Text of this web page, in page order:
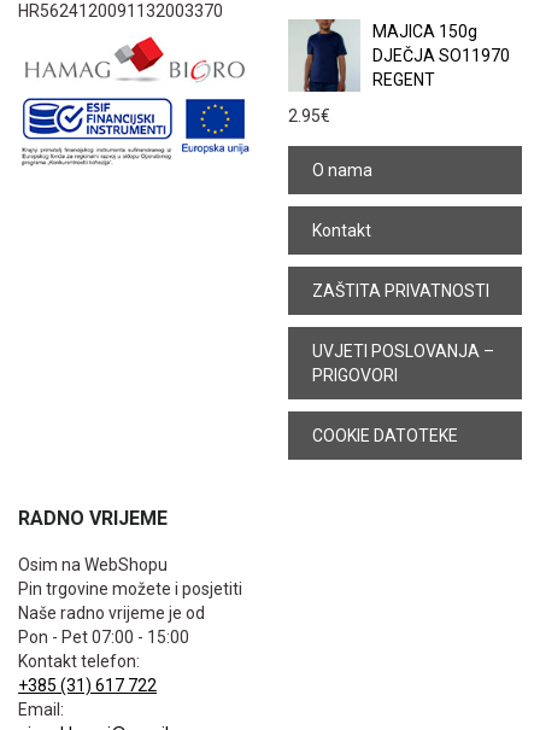
HR5624120091132003370
MAJICA 150g
DJEČJA SO11970
REGENT
2.95€
O nama
Kontakt
ZAŠTITA PRIVATNOSTI
UVJETI POSLOVANJA –
PRIGOVORI
COOKIE DATOTEKE
RADNO VRIJEME
Osim na WebShopu
Pin trgovine možete i posjetiti
Naše radno vrijeme je od
Pon - Pet 07:00 - 15:00
Kontakt telefon:
+385 (31) 617 722
Email: